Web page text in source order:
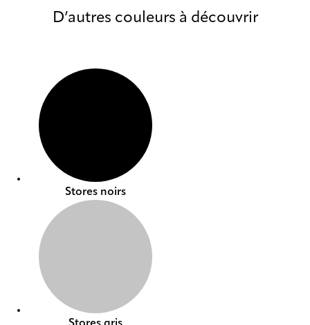
D’autres couleurs à découvrir
Stores noirs